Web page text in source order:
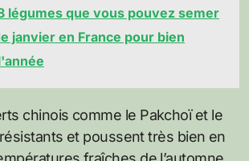
légumes que vous pouvez semer
janvier en France pour bien
chinois comme le Pakchoï et le
et poussent très bien en